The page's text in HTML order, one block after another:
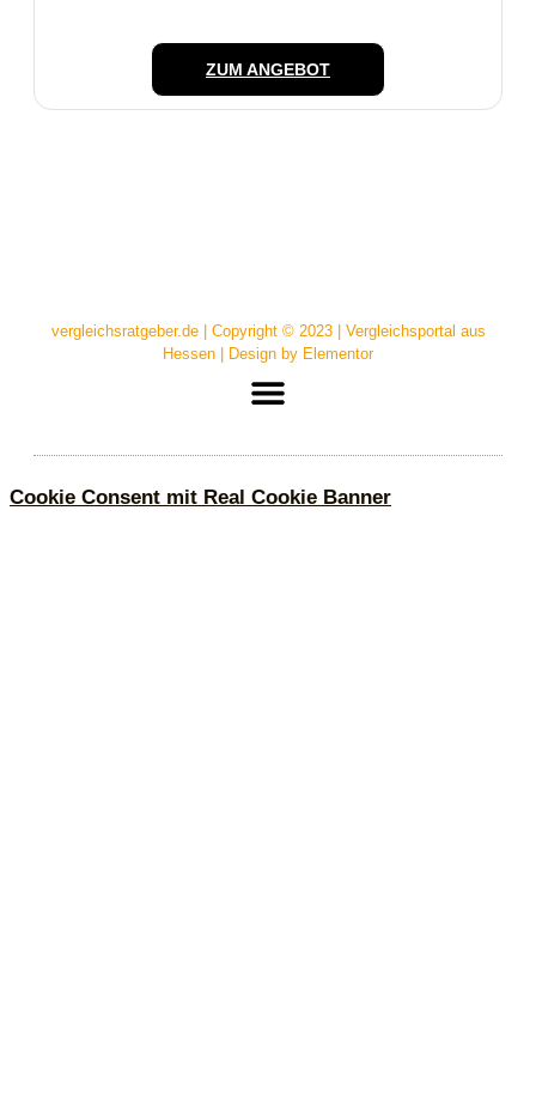
ZUM ANGEBOT
vergleichsratgeber.de | Copyright © 2023 | Vergleichsportal aus
Hessen | Design by Elementor
Cookie Consent mit Real Cookie Banner